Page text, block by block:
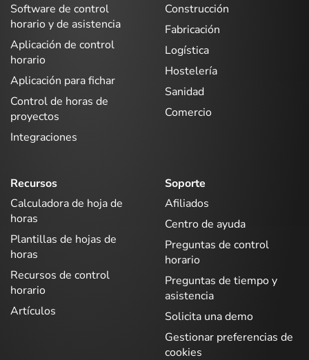
Software de control
horario y de asistencia
Aplicación de control
horario
Aplicación para fichar
Control de horas de
proyectos
Integraciones
Construcción
Fabricación
Logística
Hostelería
Sanidad
Comercio
Recursos
Calculadora de hoja de
horas
Plantillas de hojas de
horas
Recursos de control
horario
Artículos
Soporte
Afiliados
Centro de ayuda
Preguntas de control
horario
Preguntas de tiempo y
asistencia
Solicita una demo
Gestionar preferencias de
cookies